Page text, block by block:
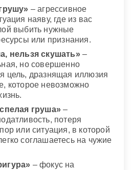
– агрессивное
наяву, где из вас
выбить нужные
или признания.
нельзя скушать»–
но совершенно
цель, дразнящая иллюзия
которое невозможно
груша» –
потеря
или ситуация, в которой
соглашаетесь на чужие
– фокус на